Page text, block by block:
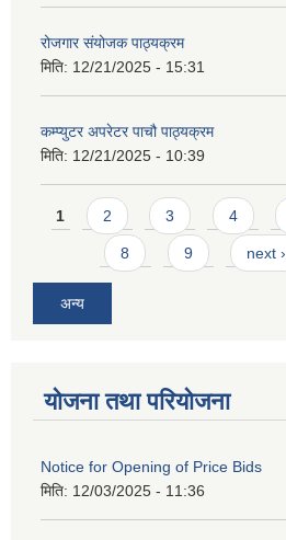
रोजगार संयोजक पाठ्यक्रम
मिति: 12/21/2025 - 15:31
कम्प्युटर अपरेटर पाचौ पाठ्यक्रम
मिति: 12/21/2025 - 10:39
Pages
1 2 3 4
8 9 next ›
अन्य
योजना तथा परियोजना
Notice for Opening of Price Bids
मिति: 12/03/2025 - 11:36